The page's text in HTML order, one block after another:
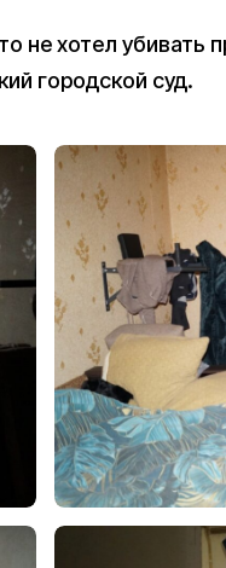
не хотел убивать
городской суд.